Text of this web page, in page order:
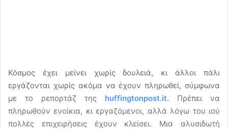
Κόσμος έχει μείνει χωρίς δουλειά, κι άλλοι πάλι
εργάζονται χωρίς ακόμα να έχουν πληρωθεί, σύμφωνα
με το ρεπορτάζ της huffingtonpost.it. Πρέπει να
πληρωθούν ενοίκια, κι εργαζόμενοι, αλλά λόγω του ιού
πολλές επιχειρήσεις έχουν κλείσει. Μια αλυσιδωτή